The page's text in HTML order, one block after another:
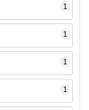
1
1
1
1